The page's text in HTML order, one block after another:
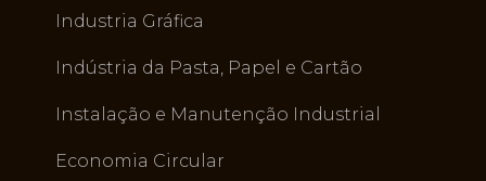
Industria Gráfica
Indústria da Pasta, Papel e Cartão
Instalação e Manutenção Industrial
Economia Circular